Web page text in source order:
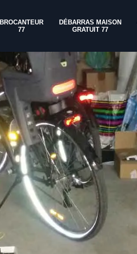
BROCANTEUR
77
DÉBARRAS MAISON
GRATUIT 77